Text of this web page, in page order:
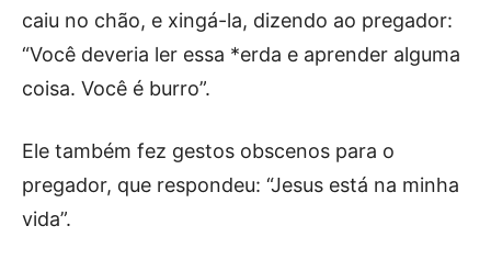
caiu no chão, e xingá-la, dizendo ao pregador:
“Você deveria ler essa *erda e aprender alguma
coisa. Você é burro”.
Ele também fez gestos obscenos para o
pregador, que respondeu: “Jesus está na minha
vida”.